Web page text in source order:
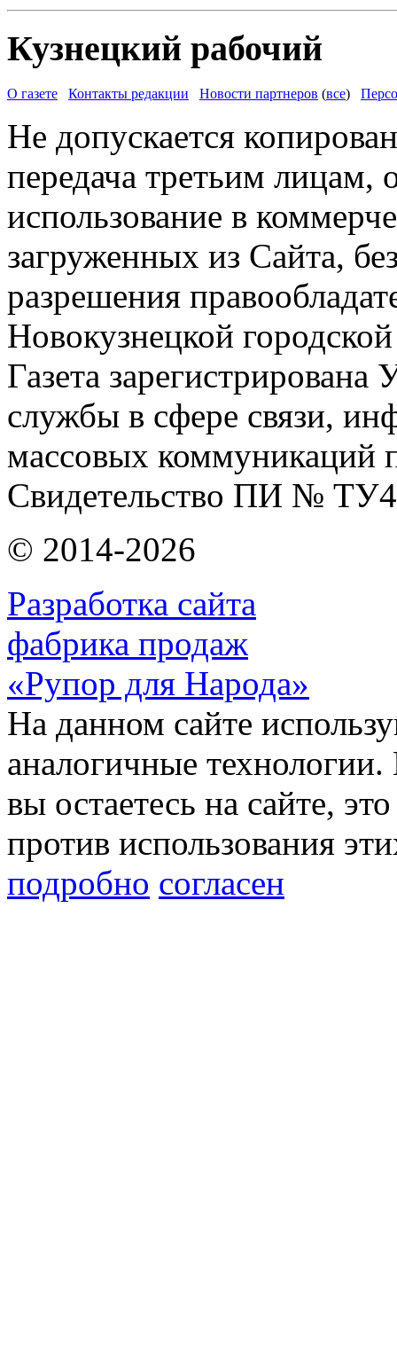
Кузнецкий рабочий
О газете Контакты редакции Новости партнеров (все)
Не допускается
передача третьим лицам,
использование в
загруженных из Сайта,
разрешения
Новокузнецкой
Газета
службы в сфере связи,
массовых коммуникаций
Свидетельство ПИ №
© 2014-2026
Разработка сайта
фабрика продаж
«Рупор для Народа»
На данном сайте
аналогичные
вы остаетесь на сайте,
против использования
подробно согласен